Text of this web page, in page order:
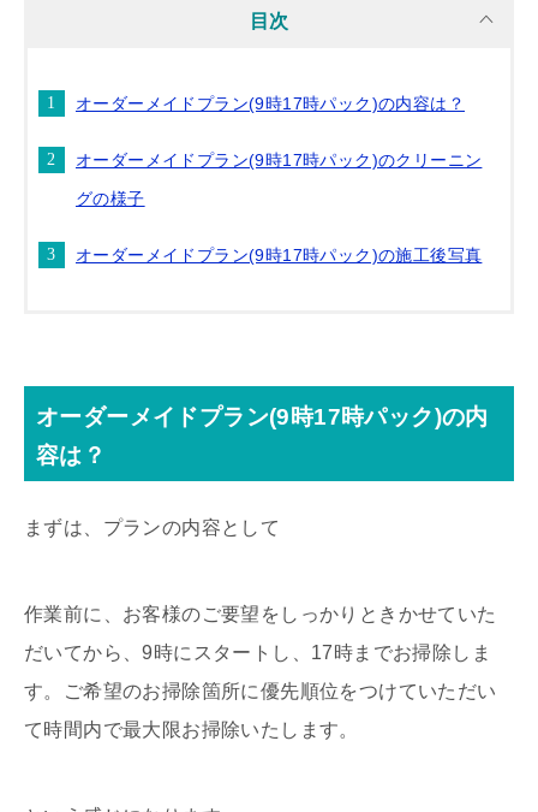
目次
オーダーメイドプラン(9時17時パック)の内容は？
オーダーメイドプラン(9時17時パック)のクリーニン
グの様子
オーダーメイドプラン(9時17時パック)の施工後写真
オーダーメイドプラン(9時17時パック)の内
容は？
まずは、プランの内容として
作業前に、お客様のご要望をしっかりときかせていた
だいてから、9時にスタートし、17時までお掃除しま
す。ご希望のお掃除箇所に優先順位をつけていただい
て時間内で最大限お掃除いたします。